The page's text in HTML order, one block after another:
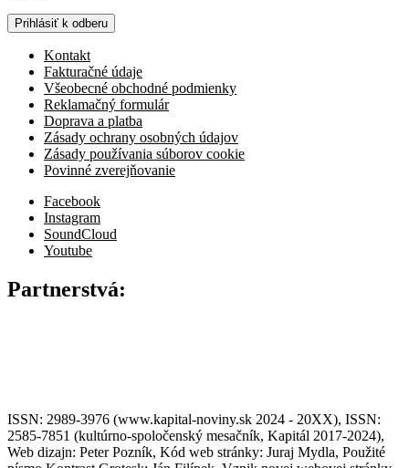
Prihlásiť k odberu
Kontakt
Fakturačné údaje
Všeobecné obchodné podmienky
Reklamačný formulár
Doprava a platba
Zásady ochrany osobných údajov
Zásady používania súborov cookie
Povinné zverejňovanie
Facebook
Instagram
SoundCloud
Youtube
Partnerstvá:
ISSN: 2989-3976 (www.kapital-noviny.sk 2024 - 20XX), ISSN:
2585-7851 (kultúrno-spoločenský mesačník, Kapitál 2017-2024),
Web dizajn: Peter Pozník, Kód web stránky: Juraj Mydla, Použité